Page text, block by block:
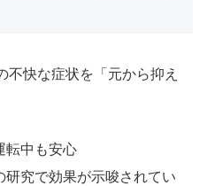
不快な症状を「元から抑え
転中も安心
研究で効果が示唆されてい